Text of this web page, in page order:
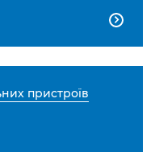

пристроїв